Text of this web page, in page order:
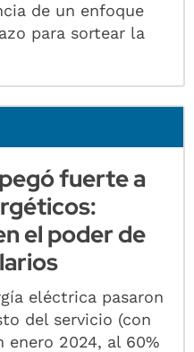
de un enfoque
para sortear la
fuerte a
el poder de
eléctrica pasaron
del servicio (con
enero 2024, al 60%